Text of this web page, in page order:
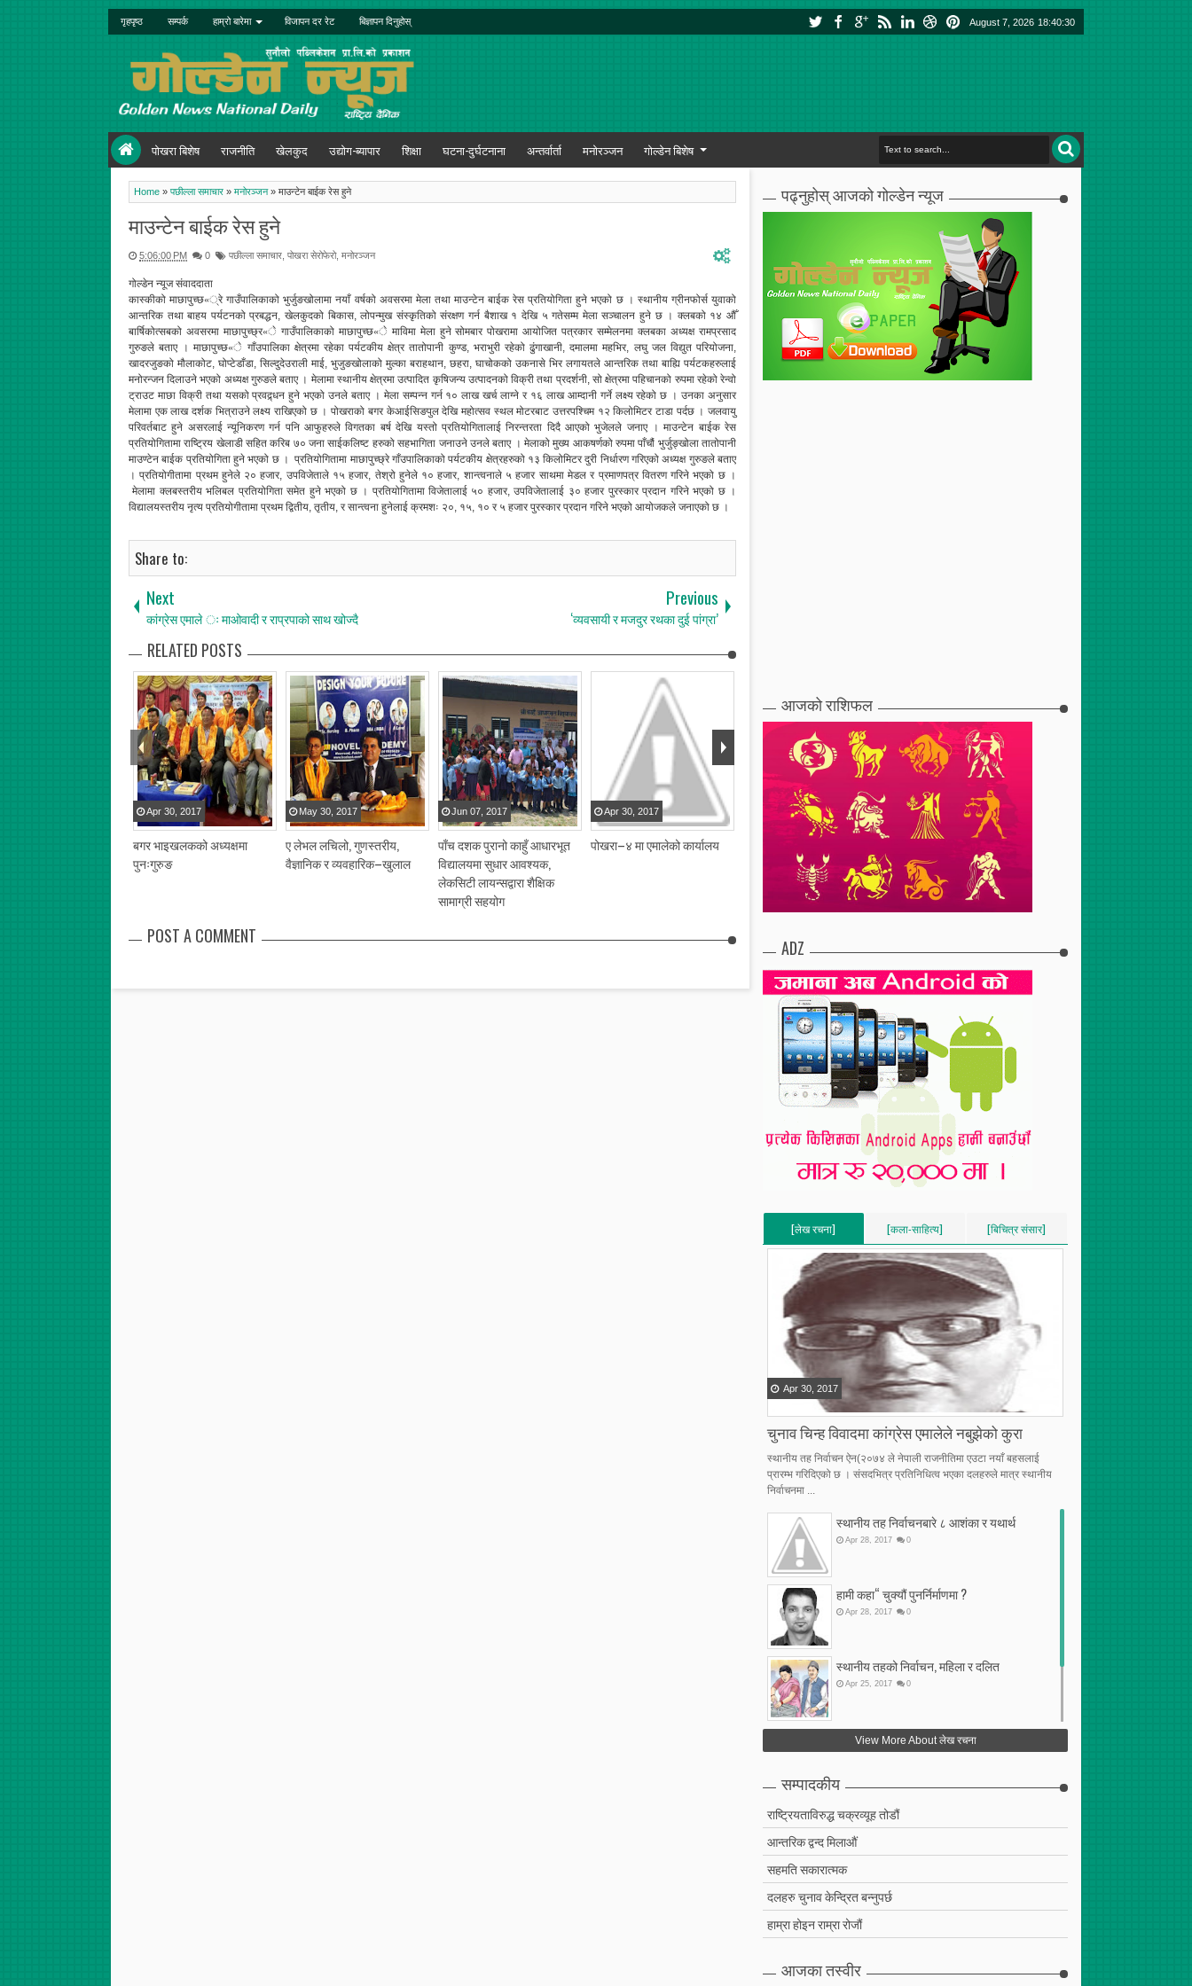
गृहपृष्ठ सम्पर्क हाम्रो बारेमा विजापन दर रेट बिज्ञापन दिनुहोस् August 7, 2026 18:40:31
पोखरा बिशेष राजनीति खेलकुद उद्योग-ब्यापार शिक्षा घटना-दुर्घटनाना अन्तर्वार्ता मनोरञ्जन गोल्डेन बिशेष
Home » पछील्ला समाचार » मनोरञ्जन » माउन्टेन बाईक रेस हुने
माउन्टेन बाईक रेस हुने
5:06:00 PM 0 पछील्ला समाचार पोखरा सेरोफेरो, मनोरञ्जन
गोल्डेन न्यूज संवाददाता
कास्कीको माछापुच्छ«्रे गाउँपालिकाको भुर्जुङखोलामा नयाँ वर्षको अवसरमा मेला तथा माउन्टेन बाईक रेस प्रतियोगिता हुने भएको छ । स्थानीय ग्रीनफोर्स युवाको
आन्तरिक तथा बाहय पर्यटनको प्रबद्धन, खेलकुदको बिकास, लोपन्मुख संस्कृतिको संरक्षण गर्न बैशाख १ देखि ५ गतेसम्म मेला सञ्चालन हुने छ । क्लबको १४ औँ
बार्षिकोत्सबको अवसरमा माछापुच्छ्र«े गाउँपालिकाको माछापुच्छ«े माविमा मेला हुने सोमबार पोखरामा आयोजित पत्रकार सम्मेलनमा क्लबका अध्यक्ष रामप्रसाद
गुरुङले बताए । माछापुच्छ«े गाँउपालिका क्षेत्रमा रहेका पर्यटकीय क्षेत्र तातोपानी कुण्ड, भराभुरी रहेको ढुंगाखानी, दमालमा महभिर, लघु जल विद्युत परियोजना,
खादरजुङको मौलाकोट, घोप्टेडाँडा, सिल्दुदेउराली माई, भुजुङखोलाको मुल्का बराहथान, छहरा, घाचोकको उकनासे भिर लगायतले आन्तरिक तथा बाह्यि पर्यटकहरुलाई
मनोरन्जन दिलाउने भएको अध्यक्ष गुरुङले बताए । मेलामा स्थानीय क्षेत्रमा उत्पादित कृषिजन्य उत्पादनको विक्री तथा प्रदर्शनी, सो क्षेत्रमा पहिचानको रुपमा रहेको रेन्वो
ट्राउट माछा विक्री तथा यसको प्रवद्र्धन हुने भएको उनले बताए । मेला सम्पन्न गर्न १० लाख खर्च लाग्ने र १६ लाख आम्दानी गर्ने लक्ष्य रहेको छ । उनका अनुसार
मेलामा एक लाख दर्शक भित्राउने लक्ष्य राखिएको छ । पोखराको बगर केआईसिङपुल देखि महोत्सव स्थल मोटरबाट उत्तरपश्चिम १२ किलोमिटर टाडा पर्दछ । जलवायु
परिवर्तबाट हुने असरलाई न्यूनिकरण गर्न पनि आफुहरुले विगतका बर्ष देखि यस्तो प्रतियोगितालाई निरन्तरता दिदै आएको भुजेलले जनाए । माउन्टेन बाईक रेस
प्रतियोगितामा राष्ट्रिय खेलाडी सहित करिब ७० जना साईकलिष्ट हरुको सहभागिता जनाउने उनले बताए । मेलाको मुख्य आकषर्णको रुपमा पाँचौं भुर्जुङ्खोला तातोपानी
माउण्टेन बाईक प्रतियोगिता हुने भएको छ । प्रतियोगितामा माछापुच्छ्रे गाँउपालिकाको पर्यटकीय क्षेत्रहरुको १३ किलोमिटर दुरी निर्धारण गरिएको अध्यक्ष गुरुङले बताए
। प्रतियोगीतामा प्रथम हुनेले २० हजार, उपविजेताले १५ हजार, तेश्रो हुनेले १० हजार, शान्त्वनाले ५ हजार साथमा मेडल र प्रमाणपत्र वितरण गरिने भएको छ ।
मेलामा क्लबस्तरीय भलिबल प्रतियोगिता समेत हुने भएको छ । प्रतियोगितामा विजेतालाई ५० हजार, उपविजेतालाई ३० हजार पुरस्कार प्रदान गरिने भएको छ ।
विद्यालयस्तरीय नृत्य प्रतियोगीतामा प्रथम द्वितीय, तृतीय, र सान्त्वना हुनेलाई क्रमशः २०, १५, १० र ५ हजार पुरस्कार प्रदान गरिने भएको आयोजकले जनाएको छ ।
Share to:
Next
कांग्रेस एमाले ः माओवादी र राप्रपाको साथ खोज्दै
Previous
‘व्यवसायी र मजदुर रथका दुई पांग्रा’
RELATED POSTS
बगर भाइखलकको अध्यक्षमा
पुनःगुरुङ
Apr 30 2017
ए लेभल लचिलो, गुणस्तरीय,
वैज्ञानिक र व्यवहारिक–खुलाल
May 30 2017
पाँच दशक पुरानो काहुँ आधारभूत
विद्यालयमा सुधार आवश्यक,
लेकसिटी लायन्सद्वारा शैक्षिक
सामाग्री सहयोग
Jun 07 2017
पोखरा–४ मा एमालेको कार्यालय
Apr 30 2017
केएफसी रेष्टुरेन्टको शाखा पोखरामा
Apr 30,2017
दुईसय जनाको निःशुल्क रगत
परीक्षण
Apr 30, 2017
POST A COMMENT
पढ्नुहोस् आजको गोल्डेन न्यूज
आजको राशिफल
ADZ
[लेख रचना]
[VERTICAL]
[RECENT][5]
[कला-साहित्य]
[VERTICAL]
[बिचित्र संसार]
[VERTICAL]
[RECENT][5]
चुनाव चिन्ह विवादमा कांग्रेस एमालेले नबुझेको कुरा
Apr 30 2017
स्थानीय तह निर्वाचन ऐन(२०७४ ले नेपाली राजनीतिमा एउटा नयाँ बहसलाई
प्रारम्भ गरिदिएको छ । संसदभित्र प्रतिनिधित्व भएका दलहरुले मात्र स्थानीय
निर्वाचनमा ...
स्थानीय तह निर्वाचनबारे ८ आशंका र यथार्थ
Apr 28 2017 0
हामी कहा“ चुक्यौं पुनर्निर्माणमा ?
Apr 28 2017 0
स्थानीय तहको निर्वाचन, महिला र दलित
Apr 25 2017 0
फेरि अर्को गलत सहमति
View More About लेख रचना
सम्पादकीय
राष्ट्रियताविरुद्ध चक्रव्यूह तोडौं
आन्तरिक द्वन्द मिलाऔं
सहमति सकारात्मक
दलहरु चुनाव केन्द्रित बन्नुपर्छ
हाम्रा होइन राम्रा रोजौं
आजका तस्वीर